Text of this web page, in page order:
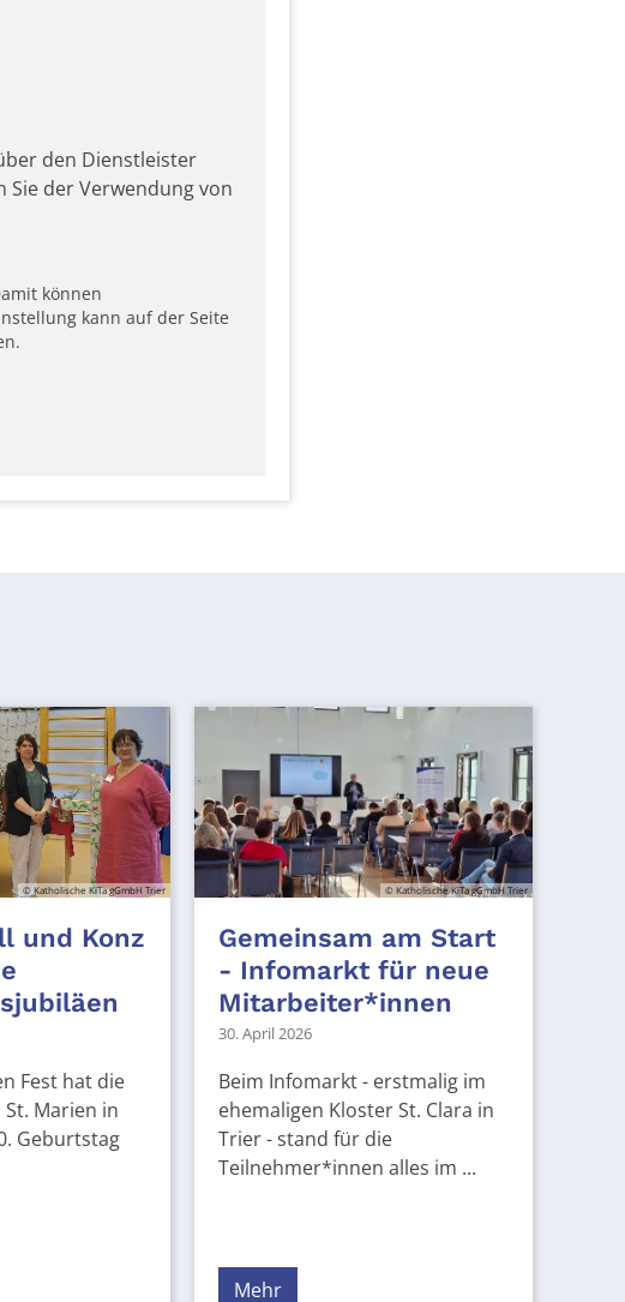
den Dienstleister
Sie der Verwendung von
können
kann auf der Seite
© Katholische KiTa gGmbH Trier
und Konz
Fest hat die
Marien in
Geburtstag
© Katholische KiTa gGmbH Trier
Gemeinsam am Start
- Infomarkt für neue
Mitarbeiter*innen
30. April 2026
Beim Infomarkt - erstmalig im
ehemaligen Kloster St. Clara in
Trier - stand für die
Teilnehmer*innen alles im ...
Mehr